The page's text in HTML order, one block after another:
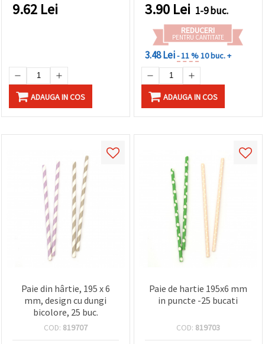
9.62 Lei
ADAUGA IN COS
3.90 Lei 1-9 buc.
REDUCERI
PENTRU CANTITATE
3.48 Lei- 11 %10 buc. +
ADAUGA IN COS
Paie din hârtie, 195 x 6
mm, design cu dungi
bicolore, 25 buc.
COD: 819707
Paie de hartie 195x6 mm
in puncte -25 bucati
COD: 819703